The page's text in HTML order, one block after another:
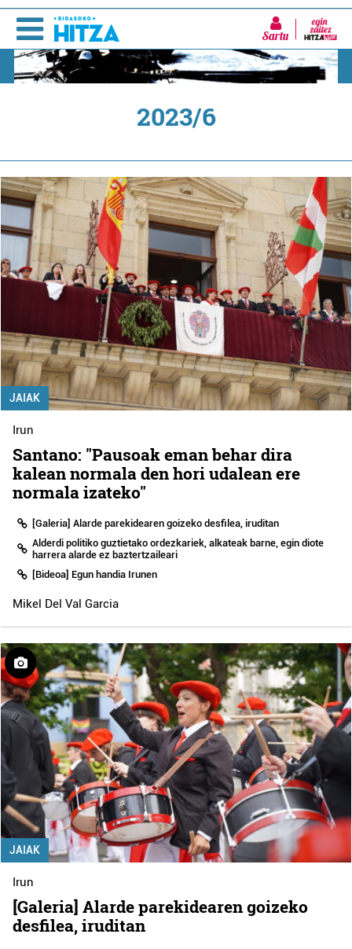
Sartu
2023/6
JAIAK
Irun
Santano: "Pausoak eman behar dira
kalean normala den hori udalean ere
normala izateko"
[Galeria] Alarde parekidearen goizeko desfilea, iruditan
Alderdi politiko guztietako ordezkariek, alkateak barne, egin diote
harrera alarde ez baztertzaileari
[Bideoa] Egun handia Irunen
Mikel Del Val Garcia
JAIAK
Irun
[Galeria] Alarde parekidearen goizeko
desfilea, iruditan